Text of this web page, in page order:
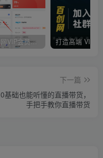
开通宝创网VIP会员，尊享全站资源免费下载，享70%的推广提成！！【限时五折优惠】
下一篇
0基础也能听懂的直播带货，
手把手教你直播带货